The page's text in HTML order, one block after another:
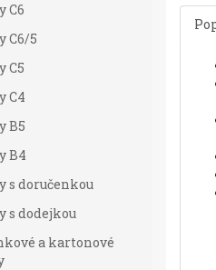
C6
C6/5
C5
C4
B5
B4
s doručenkou
s dodejkou
a kartonové